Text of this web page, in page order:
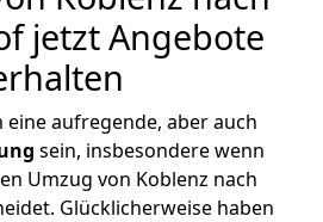
jetzt Angebote
eine aufregende, aber auch
sein, insbesondere wenn
Umzug von Koblenz nach
Glücklicherweise haben